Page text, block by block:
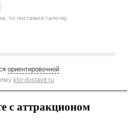
то поставьте галочку.
ориентировочной
kto-dostavit.ru
с аттракционом